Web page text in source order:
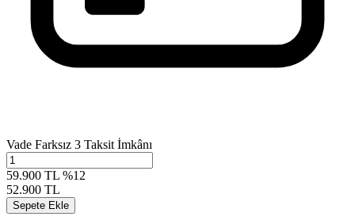
Vade Farksız 3 Taksit İmkânı
59.900 TL %12
52.900 TL
Sepete Ekle